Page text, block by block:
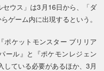
セウス」は3月16日から、「ダ
ゲーム内に出現するという。
ポケットモンスター ブリリア
ール』と『ポケモンレジェン
している必要があるほか、3月